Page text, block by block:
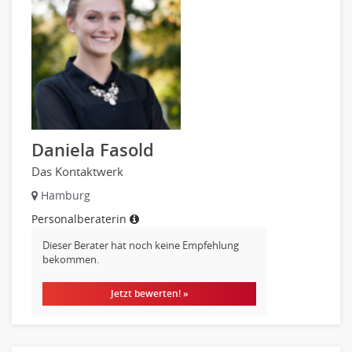
Datenbanken
Embedded Systems
Helpdesk
IT Leitung, Teamleitung
Projektmanagement
IT Prozessmanagement
Qualitätssicherung, Qualitätsprüfung
Softwareentwicklung
Systemadministration, Netzwerkadministration
Training
Wirtschaftsinformatik
Daniela Fasold
Das Kontaktwerk
Hamburg
Personalberaterin
Dieser Berater hat noch keine Empfehlung
bekommen.
Jetzt bewerten! »